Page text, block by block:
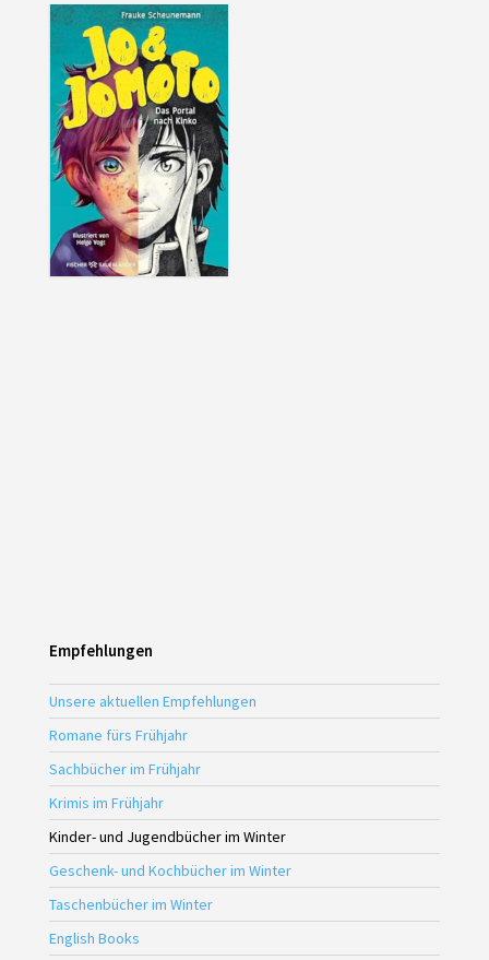
Empfehlungen
Unsere aktuellen Empfehlungen
Romane fürs Frühjahr
Sachbücher im Frühjahr
Krimis im Frühjahr
Kinder- und Jugendbücher im Winter
Geschenk- und Kochbücher im Winter
Taschenbücher im Winter
English Books